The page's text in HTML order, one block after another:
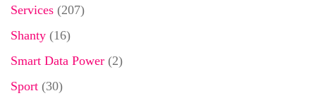
Services (207)
Shanty (16)
Smart Data Power (2)
Sport (30)